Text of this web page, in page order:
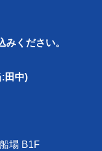
ください。
田中)
場 B1F